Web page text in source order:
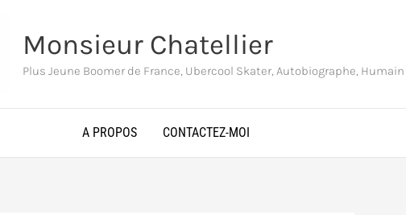
Monsieur Chatellier
Plus Jeune Boomer de France, Ubercool Skater, Autobiographe, Humain
A PROPOS CONTACTEZ-MOI